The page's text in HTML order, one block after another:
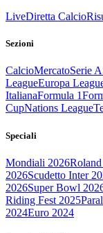
LiveDiretta Calcio
Sezioni
CalcioMercatoSerie A
LeagueEuropa
ItalianaFormula 1
CupNations League
Speciali
Mondiali 2026
2026Scudetto Inter
2026Super Bowl
Riding Fest 2025
2024Euro 2024